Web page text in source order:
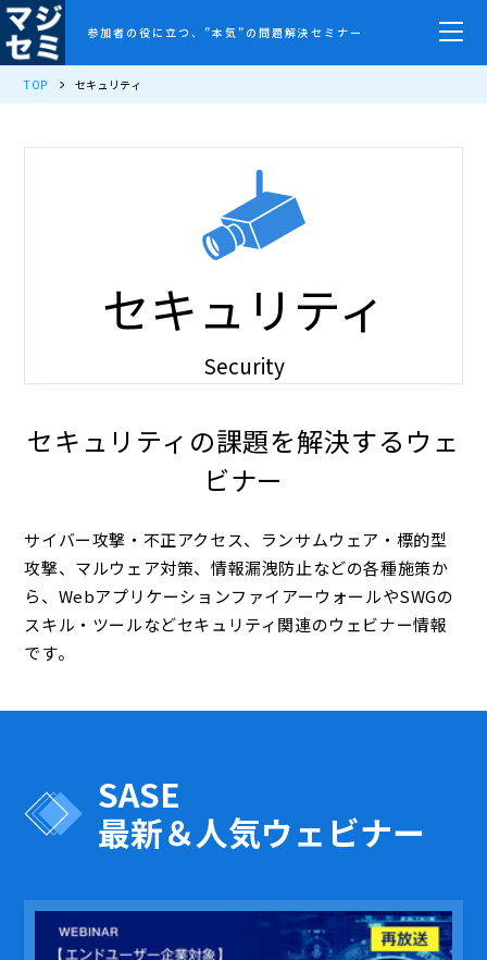
参加者の役に立つ、”本気”の問題解決セミナー
TOP セキュリティ
セキュリティ
Security
セキュリティの課題を解決するウェ
ビナー
サイバー攻撃・不正アクセス、ランサムウェア・標的型
攻撃、マルウェア対策、情報漏洩防止などの各種施策か
ら、WebアプリケーションファイアーウォールやSWGの
スキル・ツールなどセキュリティ関連のウェビナー情報
です。
SASE
最新＆人気ウェビナー